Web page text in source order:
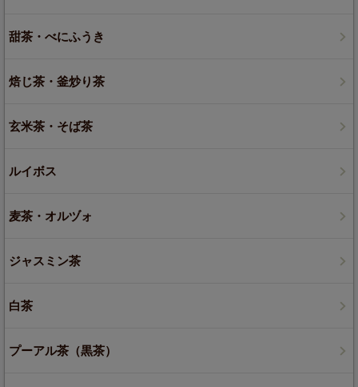
甜茶・べにふうき
焙じ茶・釜炒り茶
玄米茶・そば茶
ルイボス
麦茶・オルヅォ
ジャスミン茶
白茶
プーアル茶（黒茶）